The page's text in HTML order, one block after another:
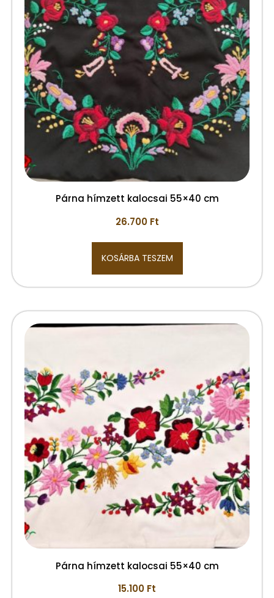
Párna hímzett kalocsai 55×40 cm
26.700 Ft
KOSÁRBA TESZEM
Párna hímzett kalocsai 55×40 cm
15.100 Ft